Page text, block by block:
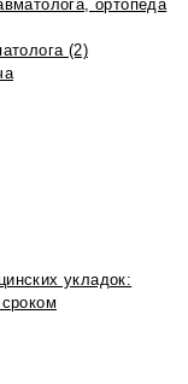
ортопеда
(2)
укладок: